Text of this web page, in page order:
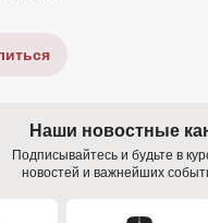
Наши новостные
Подписывайтесь и будьте в
новостей и важнейших